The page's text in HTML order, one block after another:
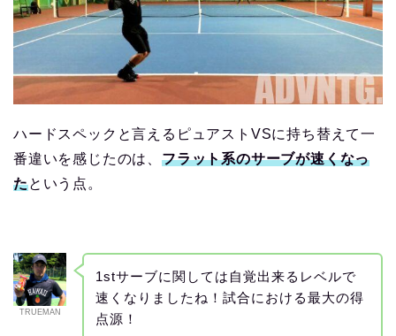
ハードスペックと言えるピュアストVSに持ち替えて一
番違いを感じたのは、 フラット系のサーブが速くなっ
たという点。
TRUEMAN
1stサーブに関しては自覚出来るレベルで
速くなりましたね！試合における最大の得
点源！